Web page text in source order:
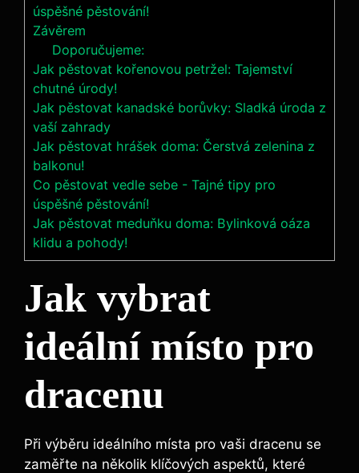
úspěšné pěstování!
Závěrem
Doporučujeme:
Jak pěstovat kořenovou petržel: Tajemství
chutné úrody!
Jak pěstovat kanadské borůvky: Sladká úroda z
vaší zahrady
Jak pěstovat hrášek doma: Čerstvá zelenina z
balkonu!
Co pěstovat vedle sebe - Tajné tipy pro
úspěšné pěstování!
Jak pěstovat meduňku doma: Bylinková oáza
klidu a pohody!
Jak vybrat
ideální místo pro
dracenu
Při výběru ideálního místa pro vaši dracenu se
zaměřte na několik klíčových aspektů, které